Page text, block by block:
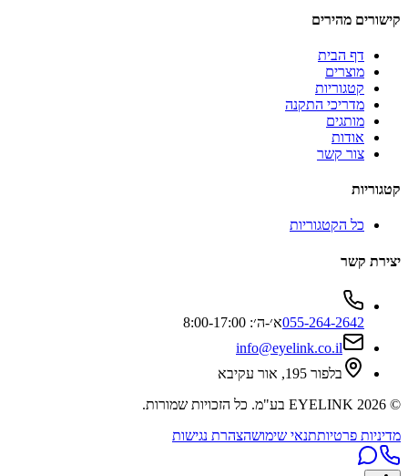
קישורים מהירים
דף הבית
מוצרים
קטגוריות
מדריכי התקנה
מותגים
אודות
צור קשר
קטגוריות
כל הקטגוריות
יצירת קשר
055-264-2642א׳-ה׳: 8:00-17:00
info@eyelink.co.il
בלפור 195, אור עקיבא
©
2026 EYELINK בע"מ
. כל הזכויות שמורות.
מדיניות פרטיותתנאי שימושהצהרת נגישות